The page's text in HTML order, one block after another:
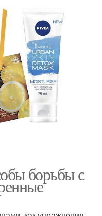
борьбы с